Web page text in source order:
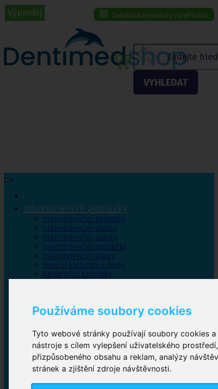
Používáme soubory cookies
Tyto webové stránky používají soubory cookies
nástroje s cílem vylepšení uživatelského
přizpůsobeného obsahu a reklam, analýzy
stránek a zjištění zdroje návštěvnosti.
Objednávka pomůcky na ePoukaz
VYHLEDAT
Menu eshopu
Inkontinenční pomůcky
Inkontinenční kalhotky
Inkontinenční vložky
Inkontinenční plavky
Inkontinenční podložky
Inkontinenční pleny
Fixační kalhotky a body
Absorpční kalhotky
Inkontinenční kalhotky
Plenkové kalhotky navlékací,Plenkové kalhotky
zalepovací,Inkontinenční kalhotky dámské
Výprodej
Výprodej